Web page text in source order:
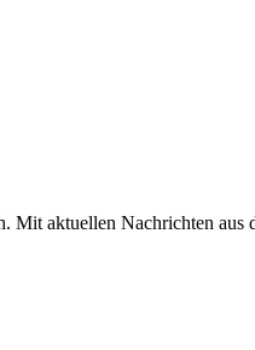
aktuellen Nachrichten